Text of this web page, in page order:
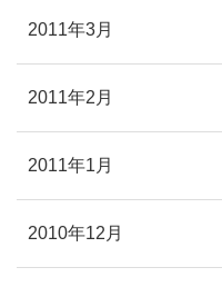
2011年3月
2011年2月
2011年1月
2010年12月